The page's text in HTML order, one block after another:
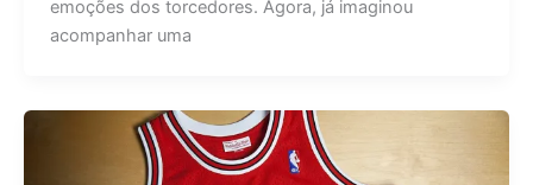
emoções dos torcedores. Agora, já imaginou
acompanhar uma